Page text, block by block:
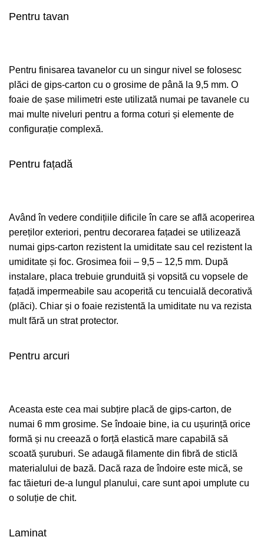
Pentru tavan
Pentru finisarea tavanelor cu un singur nivel se folosesc
plăci de gips-carton cu o grosime de până la 9,5 mm. O
foaie de șase milimetri este utilizată numai pe tavanele cu
mai multe niveluri pentru a forma coturi și elemente de
configurație complexă.
Pentru fațadă
Având în vedere condițiile dificile în care se află acoperirea
pereților exteriori, pentru decorarea fațadei se utilizează
numai gips-carton rezistent la umiditate sau cel rezistent la
umiditate și foc. Grosimea foii – 9,5 – 12,5 mm. După
instalare, placa trebuie grunduită și vopsită cu vopsele de
fațadă impermeabile sau acoperită cu tencuială decorativă
(plăci). Chiar și o foaie rezistentă la umiditate nu va rezista
mult fără un strat protector.
Pentru arcuri
Aceasta este cea mai subțire placă de gips-carton, de
numai 6 mm grosime. Se îndoaie bine, ia cu ușurință orice
formă și nu creează o forță elastică mare capabilă să
scoată șuruburi. Se adaugă filamente din fibră de sticlă
materialului de bază. Dacă raza de îndoire este mică, se
fac tăieturi de-a lungul planului, care sunt apoi umplute cu
o soluție de chit.
Laminat